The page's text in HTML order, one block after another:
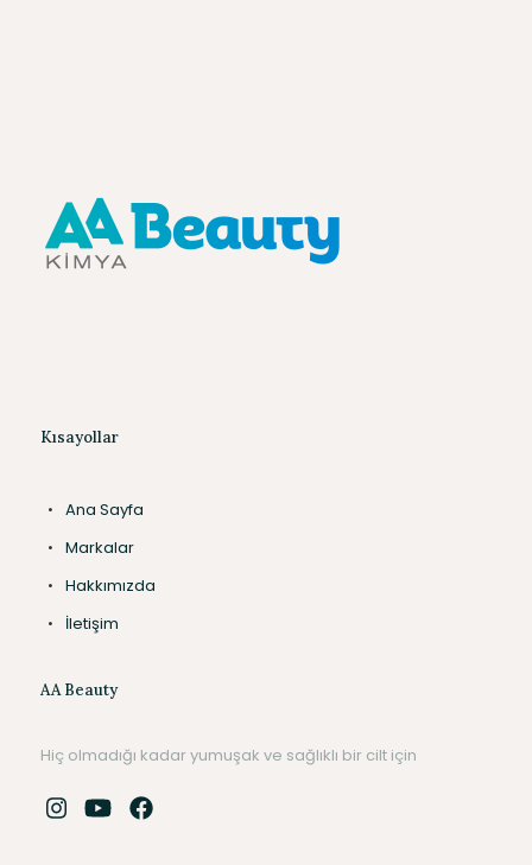
Kısayollar
Ana Sayfa
Markalar
Hakkımızda
İletişim
AA Beauty
Hiç olmadığı kadar yumuşak ve sağlıklı bir cilt için